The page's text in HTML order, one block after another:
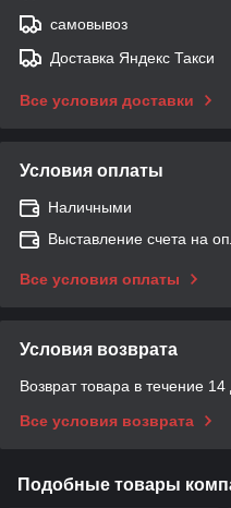
самовывоз
Доставка Яндекс Такси
Все условия доставки
Условия оплаты
Наличными
Выставление счета на
Все условия оплаты
Условия возврата
Возврат товара в течение
Все условия возврата
Подобные товары